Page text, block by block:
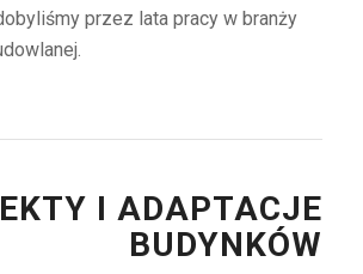
przez lata pracy w branży
I ADAPTACJE
BUDYNKÓW